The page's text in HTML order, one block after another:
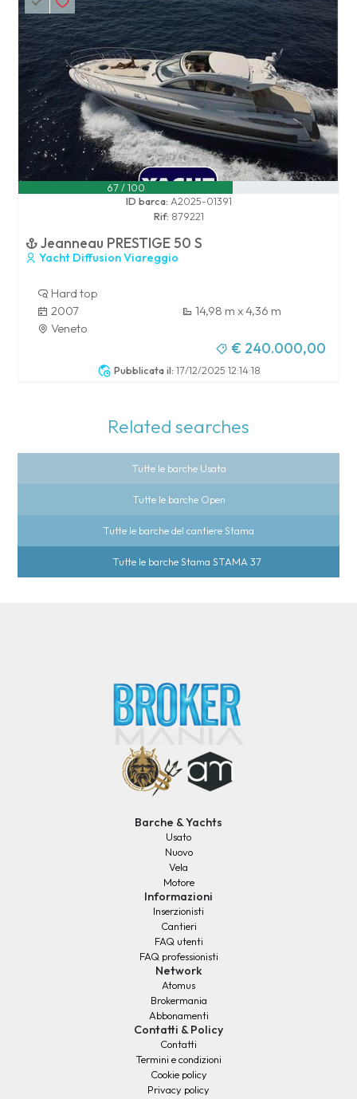
Pubblicata il: 17/12/2025 12:14:18
67 / 100
ID barca: A2025-01391
Rif: 879221
Jeanneau PRESTIGE 50 S
Yacht Diffusion Viareggio
Hard top
2007
14,98 m x 4,36 m
Veneto
€ 240.000,00
Related searches
Tutte le barche Usata
Tutte le barche Open
Tutte le barche del cantiere Stama
Tutte le barche Stama STAMA 37
Barche & Yachts
Usato
Nuovo
Vela
Motore
Informazioni
Inserzionisti
Cantieri
FAQ utenti
FAQ professionisti
Network
Atomus
Brokermania
Abbonamenti
Contatti & Policy
Contatti
Termini e condizioni
Cookie policy
Privacy policy